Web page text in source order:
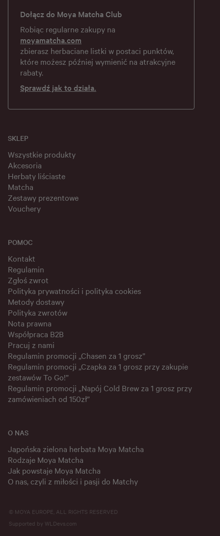
SKLEP
Wszystkie produkty
Akcesoria
Herbaty liściaste
Matcha
Zestawy prezentowe
Vouchery
POMOC
Kontakt
Regulamin
Zgłoś zwrot
Polityka prywatności i polityka cookies
Metody dostawy
Polityka zwrotów
Nota prawna
Współpraca B2B
Pracuj z nami
Regulamin promocji „Chasen za 1 grosz”
Regulamin promocji „Czapka za 1 grosz przy zakupie
zestawów To Go!”
Regulamin promocji „Napój Cold Brew za 1 grosz przy
zamówieniach od 150zł”
O NAS
Japońska zielona herbata Moya Matcha
Rodzaje Moya Matcha
Jak powstaje Moya Matcha
O nas, czyli z miłości i pasji do Matchy
Dołącz do Moya Matcha Club
Robiąc regularne zakupy na
moyamatcha.com
zbierasz herbaciane listki w postaci punktów,
które możesz później wymienić na atrakcyjne
rabaty.
Sprawdź jak to działa.
© MOYA EUROPE, ALL RIGHTS RESERVED
Supported by WLDevs.com